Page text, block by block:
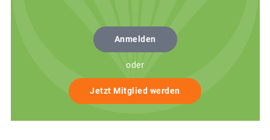
Anmelden
oder
Jetzt Mitglied werden